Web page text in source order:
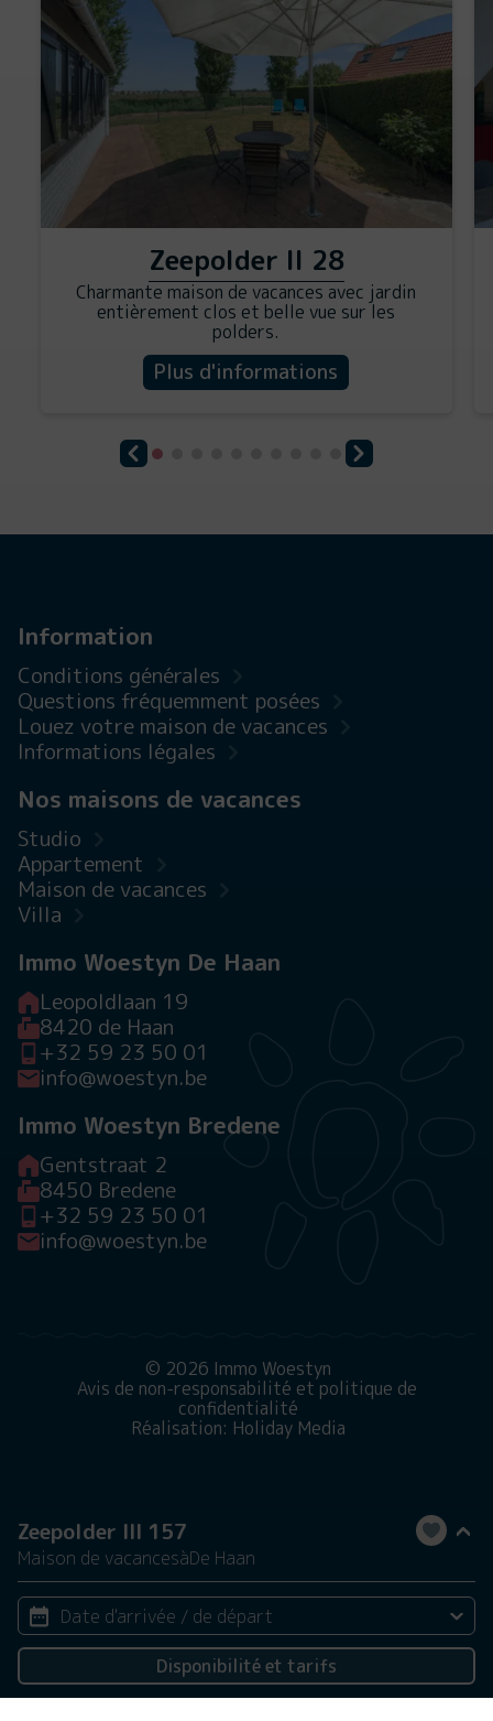
Zeepolder III 157
Maison de vacancesàDe Haan
Date d'arrivée / de départ
2 personnesDisponibilité et tarifs
Zeepolder II 28
Charmante maison de vacances avec jardin
entièrement clos et belle vue sur les
polders.
Plus d'informations
Information
Conditions générales
Questions fréquemment posées
Louez votre maison de vacances
Informations légales
Nos maisons de vacances
Studio
Appartement
Maison de vacances
Villa
Immo Woestyn De Haan
Leopoldlaan 19
8420 de Haan
+32 59 23 50 01
info@woestyn.be
Immo Woestyn Bredene
Gentstraat 2
8450 Bredene
+32 59 23 50 01
info@woestyn.be
© 2026 Immo Woestyn
Avis de non-responsabilité et politique de
confidentialité
Réalisation: Holiday Media